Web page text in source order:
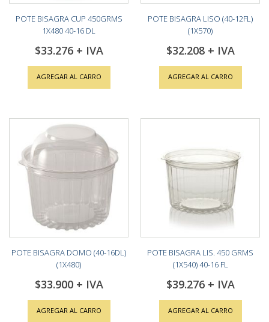
POTE BISAGRA CUP 450GRMS
1X480 40-16 DL
$33.276
AGREGAR AL CARRO
POTE BISAGRA LISO (40-12FL)
(1X570)
$32.208
AGREGAR AL CARRO
POTE BISAGRA DOMO (40-16DL)
(1X480)
$33.900
AGREGAR AL CARRO
POTE BISAGRA LIS. 450 GRMS
(1X540) 40-16 FL
$39.276
AGREGAR AL CARRO